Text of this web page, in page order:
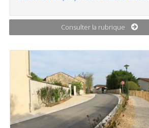
Consulter la rubrique